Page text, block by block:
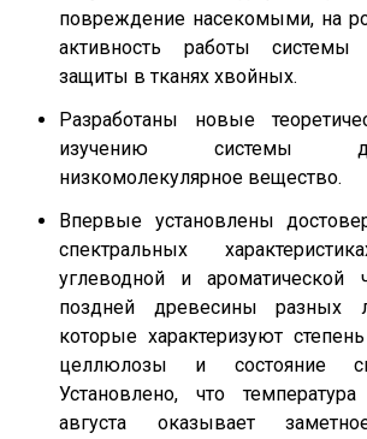
повреждение насекомыми, на
активность работы системы
защиты в тканях хвойных.
Разработаны новые
изучению системы
низкомолекулярное вещество.
Впервые установлены
спектральных
углеводной и ароматической
поздней древесины разных
которые характеризуют
целлюлозы и состояние
Установлено, что
августа оказывает